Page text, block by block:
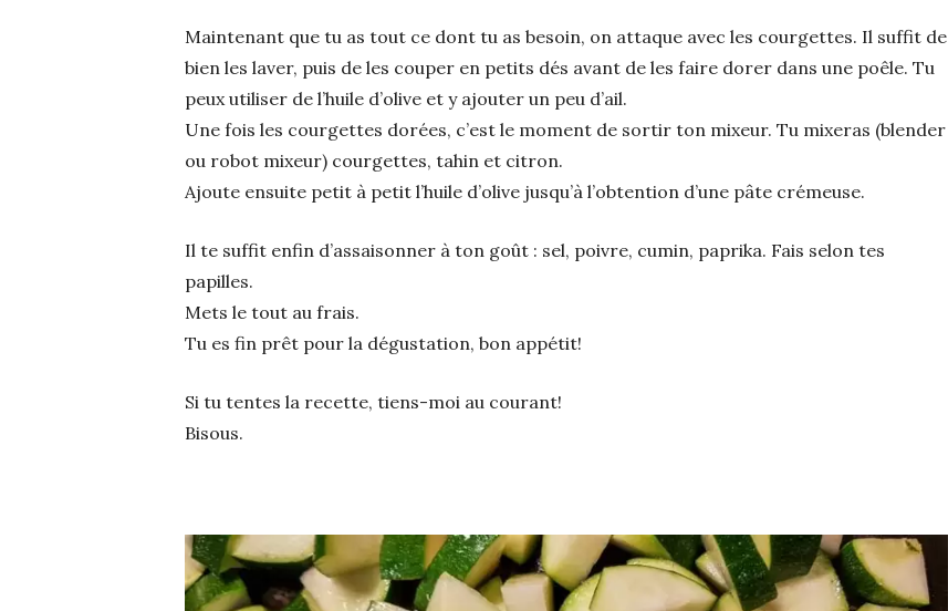
Maintenant que tu as tout ce dont tu as besoin, on attaque avec les courgettes. Il suffit de
bien les laver, puis de les couper en petits dés avant de les faire dorer dans une poêle. Tu
peux utiliser de l’huile d’olive et y ajouter un peu d’ail.
Une fois les courgettes dorées, c’est le moment de sortir ton mixeur. Tu mixeras (blender
ou robot mixeur) courgettes, tahin et citron.
Ajoute ensuite petit à petit l’huile d’olive jusqu’à l’obtention d’une pâte crémeuse.
Il te suffit enfin d’assaisonner à ton goût : sel, poivre, cumin, paprika. Fais selon tes
papilles.
Mets le tout au frais.
Tu es fin prêt pour la dégustation, bon appétit!
Si tu tentes la recette, tiens-moi au courant!
Bisous.